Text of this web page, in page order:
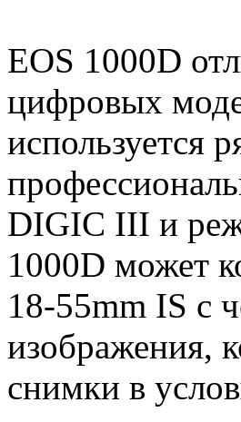
EOS 1000D
цифровых
используется
DIGIC III и
1000D может
18-55mm IS с
изображения,
снимки в